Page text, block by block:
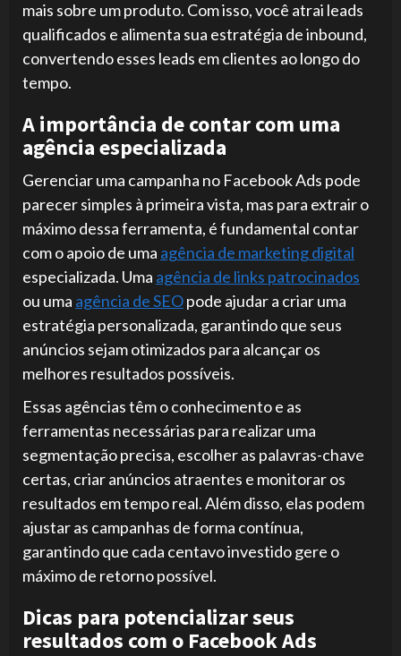
mais sobre um produto. Com isso, você atrai leads
qualificados e alimenta sua estratégia de inbound,
convertendo esses leads em clientes ao longo do
tempo.
A importância de contar com uma
agência especializada
Gerenciar uma campanha no Facebook Ads pode
parecer simples à primeira vista, mas para extrair o
máximo dessa ferramenta, é fundamental contar
com o apoio de uma agência de marketing digital
especializada. Uma agência de links patrocinados
ou uma agência de SEOpode ajudar a criar uma
estratégia personalizada, garantindo que seus
anúncios sejam otimizados para alcançar os
melhores resultados possíveis.
Essas agências têm o conhecimento e as
ferramentas necessárias para realizar uma
segmentação precisa, escolher as palavras-chave
certas, criar anúncios atraentes e monitorar os
resultados em tempo real. Além disso, elas podem
ajustar as campanhas de forma contínua,
garantindo que cada centavo investido gere o
máximo de retorno possível.
Dicas para potencializar seus
resultados com o Facebook Ads